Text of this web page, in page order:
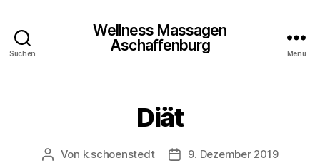
Suchen
Wellness Massagen
Aschaffenburg
Menü
Diät
Beitragsautor
Von k.schoenstedt Beitragsdatum
9. Dezember 2019